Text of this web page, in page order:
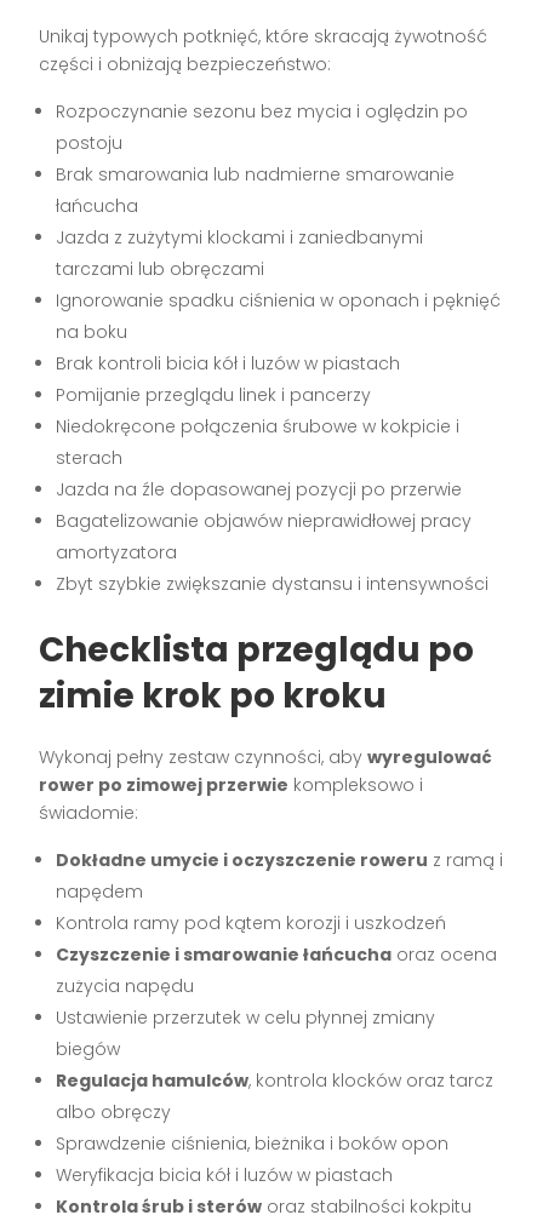
Unikaj typowych potknięć, które skracają żywotność
części i obniżają bezpieczeństwo:
Rozpoczynanie sezonu bez mycia i oględzin po
postoju
Brak smarowania lub nadmierne smarowanie
łańcucha
Jazda z zużytymi klockami i zaniedbanymi
tarczami lub obręczami
Ignorowanie spadku ciśnienia w oponach i pęknięć
na boku
Brak kontroli bicia kół i luzów w piastach
Pomijanie przeglądu linek i pancerzy
Niedokręcone połączenia śrubowe w kokpicie i
sterach
Jazda na źle dopasowanej pozycji po przerwie
Bagatelizowanie objawów nieprawidłowej pracy
amortyzatora
Zbyt szybkie zwiększanie dystansu i intensywności
Checklista przeglądu po
zimie krok po kroku
Wykonaj pełny zestaw czynności, abywyregulować
rower po zimowej przerwie kompleksowo i
świadomie:
Dokładne umycie i oczyszczenie roweru z ramą i
napędem
Kontrola ramy pod kątem korozji i uszkodzeń
Czyszczenie i smarowanie łańcucha oraz ocena
zużycia napędu
Ustawienie przerzutek w celu płynnej zmiany
biegów
Regulacja hamulców, kontrola klocków oraz tarcz
albo obręczy
Sprawdzenie ciśnienia, bieżnika i boków opon
Weryfikacja bicia kół i luzów w piastach
Kontrola śrub i sterów oraz stabilności kokpitu